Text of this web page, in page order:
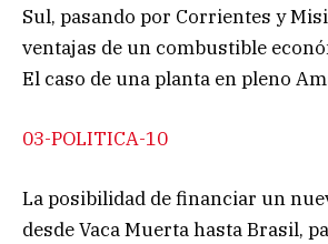
Sul, pasando por Corrientes y
ventajas de un combustible
El caso de una planta en pleno
03-POLITICA-10
La posibilidad de financiar un
desde Vaca Muerta hasta Brasil,